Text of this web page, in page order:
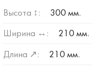
Высота ↕: 300 мм.
Ширина ↔: 210 мм.
Длина ↗: 210 мм.